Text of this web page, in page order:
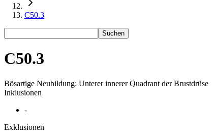
C50.3
Suchen
C50.3
Bösartige Neubildung: Unterer innerer Quadrant der Brustdrüse
Inklusionen
-
Exklusionen